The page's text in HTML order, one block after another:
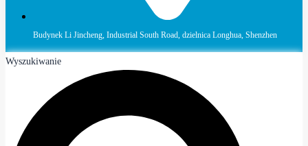
Budynek Li Jincheng, Industrial South Road, dzielnica Longhua, Shenzhen
Wyszukiwanie